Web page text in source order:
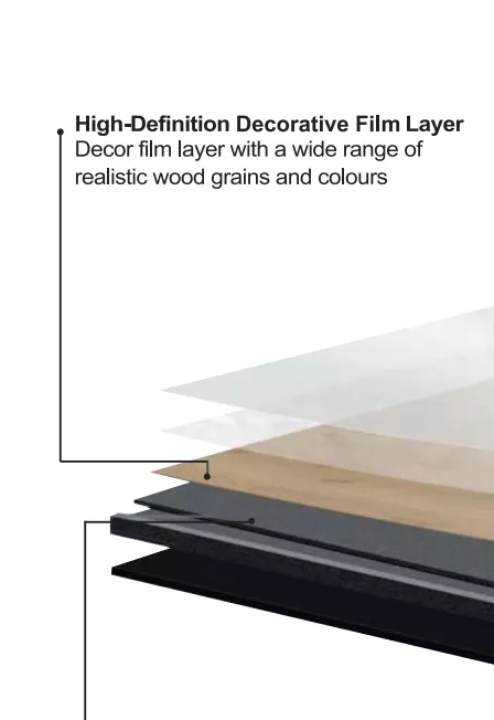
Piso de parquet PA-5 de roble Piso de chocolate roble vspc